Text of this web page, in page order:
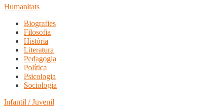
Humanitats
Biografies
Filosofia
Història
Literatura
Pedagogia
Política
Psicologia
Sociologia
Infantil / Juvenil